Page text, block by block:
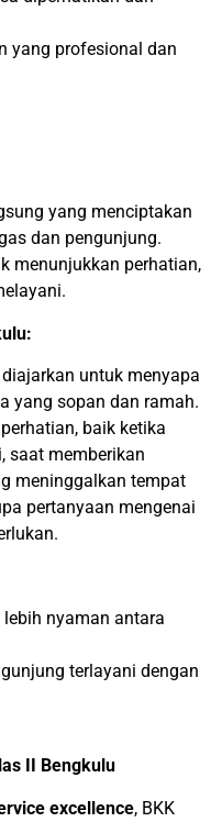
yang profesional dan
yang menciptakan
dan pengunjung.
menunjukkan perhatian,
untuk menyapa
yang sopan dan ramah.
baik ketika
saat memberikan
meninggalkan tempat
pertanyaan mengenai
nyaman antara
terlayani dengan
II Bengkulu
excellence, BKK